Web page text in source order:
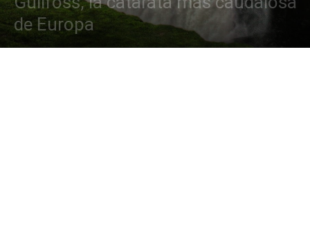
de Europa